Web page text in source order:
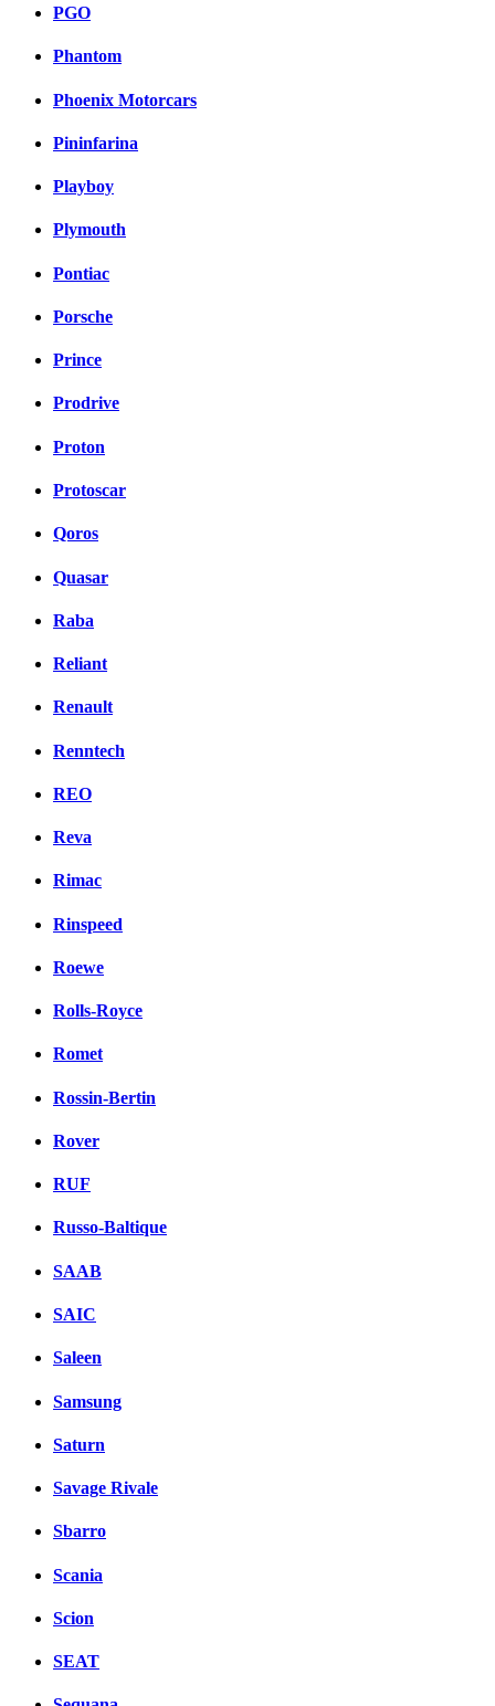
PGO
Phantom
Phoenix Motorcars
Pininfarina
Playboy
Plymouth
Pontiac
Porsche
Prince
Prodrive
Proton
Protoscar
Qoros
Quasar
Raba
Reliant
Renault
Renntech
REO
Reva
Rimac
Rinspeed
Roewe
Rolls-Royce
Romet
Rossin-Bertin
Rover
RUF
Russo-Baltique
SAAB
SAIC
Saleen
Samsung
Saturn
Savage Rivale
Sbarro
Scania
Scion
SEAT